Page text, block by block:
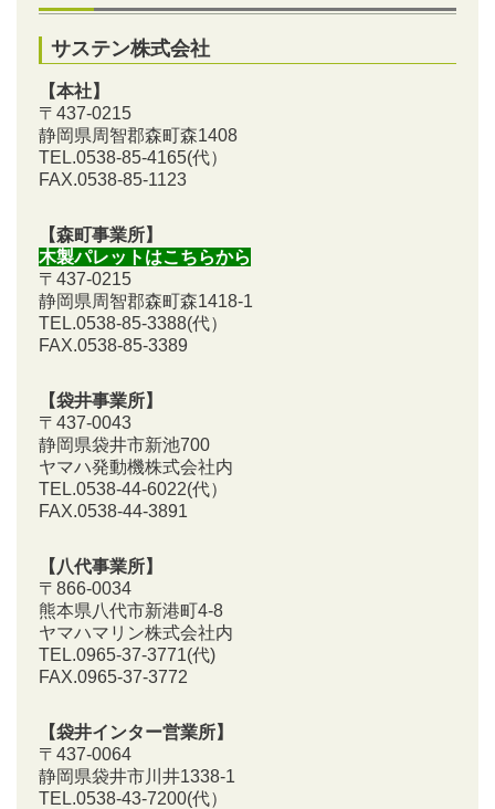
サステン株式会社
【本社】
〒437-0215
静岡県周智郡森町森1408
TEL.0538-85-4165(代）
FAX.0538-85-1123
【森町事業所】
木製パレットはこちらから
〒437-0215
静岡県周智郡森町森1418-1
TEL.0538-85-3388(代）
FAX.0538-85-3389
【袋井事業所】
〒437-0043
静岡県袋井市新池700
ヤマハ発動機株式会社内
TEL.0538-44-6022(代）
FAX.0538-44-3891
【八代事業所】
〒866-0034
熊本県八代市新港町4-8
ヤマハマリン株式会社内
TEL.0965-37-3771(代)
FAX.0965-37-3772
【袋井インター営業所】
〒437-0064
静岡県袋井市川井1338-1
TEL.0538-43-7200(代）